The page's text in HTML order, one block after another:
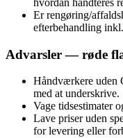
Er rengøring/
efterbehandling
Advarsler — røde
Håndværkere
med at underskrive.
Vage tidsestimater
Lave priser uden
for levering eller